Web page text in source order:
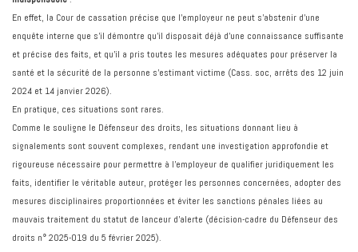
En effet, la Cour de cassation précise que l’employeur ne peut s’abstenir d’une
enquête interne que s’il démontre qu’il disposait déjà d’une connaissance suffisante
et précise des faits, et qu’il a pris toutes les mesures adéquates pour préserver la
santé et la sécurité de la personne s’estimant victime (Cass. soc, arrêts des 12 juin
2024 et 14 janvier 2026).
En pratique, ces situations sont rares.
Comme le souligne le Défenseur des droits, les situations donnant lieu à
signalements sont souvent complexes, rendant une investigation approfondie et
rigoureuse nécessaire pour permettre à l'employeur de qualifier juridiquement les
faits, identifier le véritable auteur, protéger les personnes concernées, adopter des
mesures disciplinaires proportionnées et éviter les sanctions pénales liées au
mauvais traitement du statut de lanceur d’alerte (décision-cadre du Défenseur des
droits n° 2025-019 du 5 février 2025).